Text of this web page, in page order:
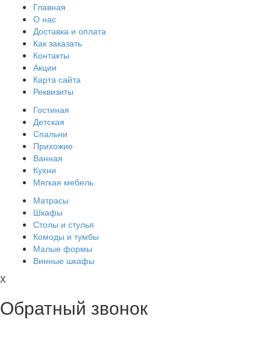
Главная
О нас
Доставка и оплата
Как заказать
Контакты
Акции
Карта сайта
Реквизиты
Гостиная
Детская
Спальни
Прихожие
Ванная
Кухни
Мягкая мебель
Матрасы
Шкафы
Столы и стулья
Комоды и тумбы
Малые формы
Винные шкафы
X
Обратный звонок